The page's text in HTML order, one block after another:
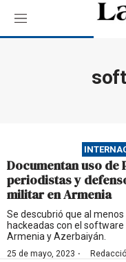
M
e
Documentan uso de
periodistas y
militar en Armenia
Se descubrió que al
hackeadas con el
Armenia y Azerbaiyán.
25 de mayo, 2023 ·